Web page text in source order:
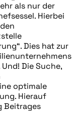
als nur der
Hierbei
Dies hat zur
Die Suche,
optimale
Hierauf
Beitrages